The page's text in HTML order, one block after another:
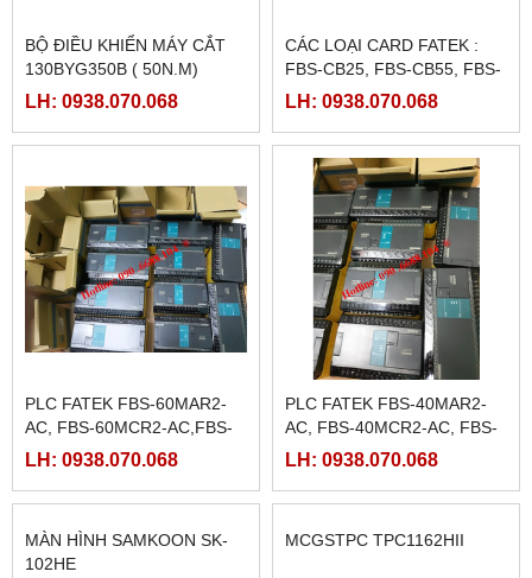
BỘ ĐIỀU KHIỂN MÁY CẮT
130BYG350B ( 50N.M)
LH: 0938.070.068
CÁC LOẠI CARD FATEK :
FBS-CB25, FBS-CB55, FBS-
CB2, FBS-CB5
LH: 0938.070.068
PLC FATEK FBS-60MAR2-
AC, FBS-60MCR2-AC,FBS-
60MAT2-AC, FBS-60MCT2-
LH: 0938.070.068
PLC FATEK FBS-40MAR2-
AC, FBS-40MCR2-AC, FBS-
40MCRT-AC, FBS-40MART-
LH: 0938.070.068